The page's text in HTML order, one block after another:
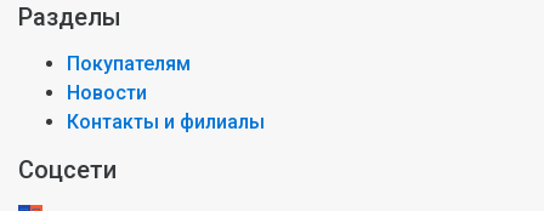
Разделы
Покупателям
Новости
Контакты и филиалы
Соцсети